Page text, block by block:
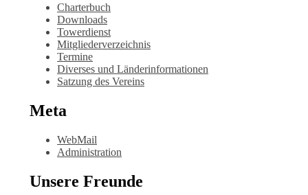
Charterbuch
Downloads
Towerdienst
Mitgliederverzeichnis
Termine
Diverses und Länderinformationen
Satzung des Vereins
Meta
WebMail
Administration
Unsere Freunde